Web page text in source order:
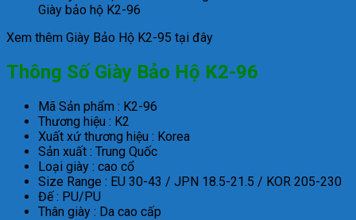
Giày bảo hộ K2-96
Xem thêm Giày Bảo Hộ K2-95 tại đây
Thông Số Giày Bảo Hộ K2-96
Mã Sản phẩm : K2-96
Thương hiệu : K2
Xuất xứ thương hiệu : Korea
Sản xuất : Trung Quốc
Loại giày : cao cổ
Size Range : EU 30-43 / JPN 18.5-21.5 / KOR 205-230
Đế : PU/PU
Thân giày : Da cao cấp